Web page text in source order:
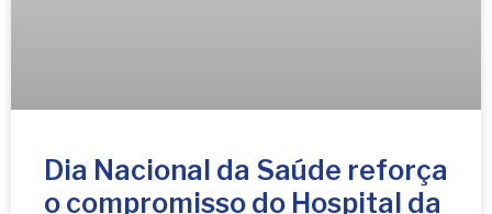
Dia Nacional da Saúde reforça
o compromisso do Hospital da